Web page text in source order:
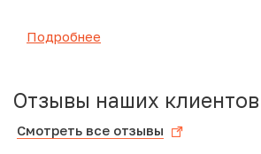
Подробнее
Отзывы наших клиентов
Смотреть все отзывы